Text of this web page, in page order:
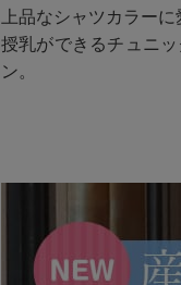
上品なシャツカラー
授乳ができるチュニ
ン。